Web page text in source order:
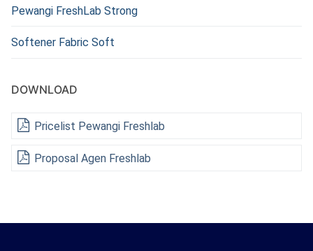
Pewangi FreshLab Strong
Softener Fabric Soft
DOWNLOAD
Pricelist Pewangi Freshlab
Proposal Agen Freshlab